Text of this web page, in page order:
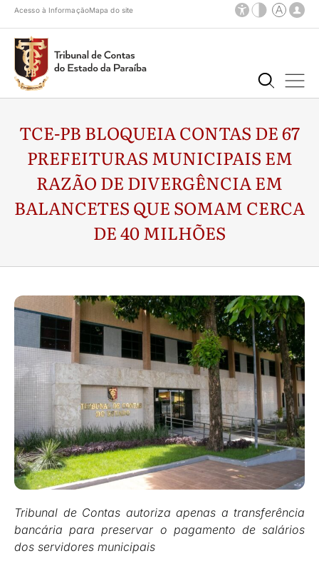
Acesso à InformaçãoMapa do site
TCE-PB BLOQUEIA CONTAS DE 67
PREFEITURAS MUNICIPAIS EM
RAZÃO DE DIVERGÊNCIA EM
BALANCETES QUE SOMAM CERCA
DE 40 MILHÕES
Tribunal de Contas autoriza apenas a transferência
bancária para preservar o pagamento de salários
dos servidores municipais